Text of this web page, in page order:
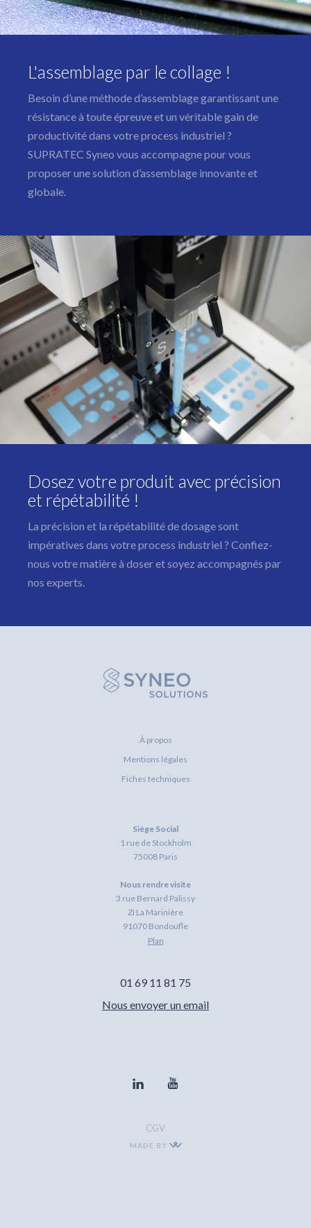
L'assemblage par le collage !
Besoin d’une méthode d’assemblage garantissant une
résistance à toute épreuve et un véritable gain de
productivité dans votre process industriel ?
SUPRATEC Syneo vous accompagne pour vous
proposer une solution d’assemblage innovante et
globale.
Dosez votre produit avec précision
et répétabilité !
La précision et la répétabilité de dosage sont
impératives dans votre process industriel ? Confiez-
nous votre matière à doser et soyez accompagnés par
nos experts.
À propos
Mentions légales
Fiches techniques
Siège Social
1 rue de Stockholm
75008 Paris
Nous rendre visite
3 rue Bernard Palissy
ZI La Marinière
91070 Bondoufle
Plan
01 69 11 81 75
Nous envoyer un email
CGV
MADE BY